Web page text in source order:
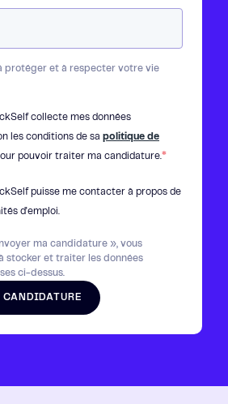
protéger et à respecter votre vie
collecte mes données
les conditions de sa politique de
pouvoir traiter ma candidature.*
puisse me contacter à propos de
d'emploi.
ma candidature », vous
stocker et traiter les données
ci-dessus.
CANDIDATURE